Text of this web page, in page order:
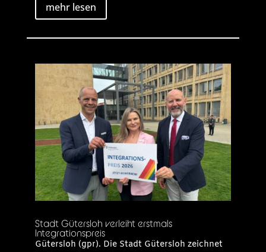
mehr lesen
Stadt Gütersloh verleiht erstmals
Integrationspreis
Gütersloh (gpr). Die Stadt Gütersloh zeichnet